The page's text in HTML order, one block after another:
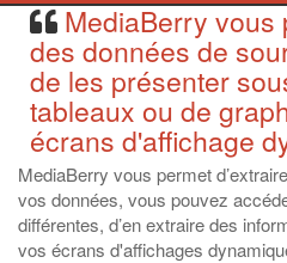
MediaBerry vous
des données de
de les présenter
tableaux ou de
écrans d'affichage
MediaBerry vous permet
vos données, vous pouvez
différentes, d’en extraire des
vos écrans d'affichages